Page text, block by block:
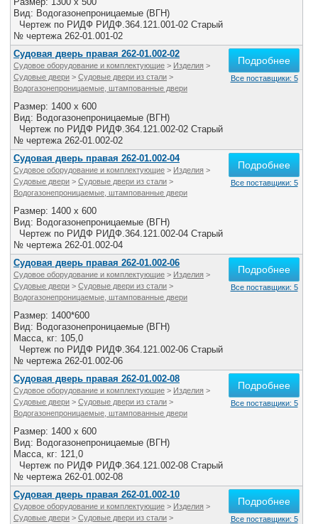
Вид: Водогазонепроницаемые (ВГН)
Чертеж по РИДФ РИДФ.364.121.001-02 Старый
№ чертежа 262-01.001-02
Судовая дверь правая 262-01.002-02
Судовое оборудование и комплектующие > Изделия >
Судовые двери > Судовые двери из стали >
Водогазонепроницаемые, штампованные двери
Размер: 1400 x 600
Вид: Водогазонепроницаемые (ВГН)
Чертеж по РИДФ РИДФ.364.121.002-02 Старый
№ чертежа 262-01.002-02
Подробнее
Все поставщики: 5
Судовая дверь правая 262-01.002-04
Судовое оборудование и комплектующие > Изделия >
Судовые двери > Судовые двери из стали >
Водогазонепроницаемые, штампованные двери
Размер: 1400 x 600
Вид: Водогазонепроницаемые (ВГН)
Чертеж по РИДФ РИДФ.364.121.002-04 Старый
№ чертежа 262-01.002-04
Подробнее
Все поставщики: 5
Судовая дверь правая 262-01.002-06
Судовое оборудование и комплектующие > Изделия >
Судовые двери > Судовые двери из стали >
Водогазонепроницаемые, штампованные двери
Размер: 1400*600
Вид: Водогазонепроницаемые (ВГН)
Масса, кг: 105,0
Чертеж по РИДФ РИДФ.364.121.002-06 Старый
№ чертежа 262-01.002-06
Подробнее
Все поставщики: 5
Судовая дверь правая 262-01.002-08
Судовое оборудование и комплектующие > Изделия >
Судовые двери > Судовые двери из стали >
Водогазонепроницаемые, штампованные двери
Размер: 1400 x 600
Вид: Водогазонепроницаемые (ВГН)
Масса, кг: 121,0
Чертеж по РИДФ РИДФ.364.121.002-08 Старый
№ чертежа 262-01.002-08
Подробнее
Все поставщики: 5
Судовая дверь правая 262-01.002-10
Судовое оборудование и комплектующие > Изделия >
Судовые двери > Судовые двери из стали >
Подробнее
Все поставщики: 5